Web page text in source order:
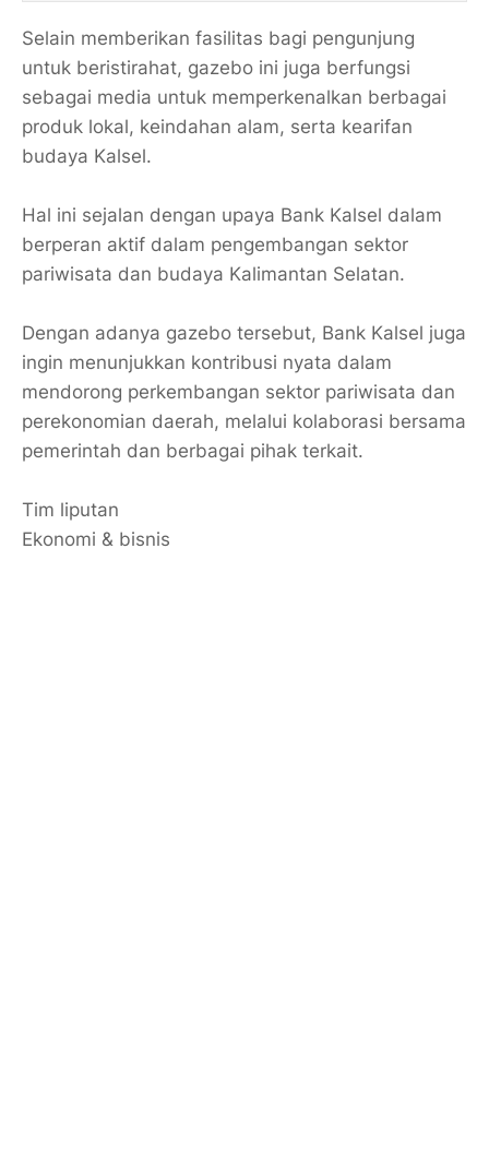
Selain memberikan fasilitas bagi pengunjung
untuk beristirahat, gazebo ini juga berfungsi
sebagai media untuk memperkenalkan berbagai
produk lokal, keindahan alam, serta kearifan
budaya Kalsel.
Hal ini sejalan dengan upaya Bank Kalsel dalam
berperan aktif dalam pengembangan sektor
pariwisata dan budaya Kalimantan Selatan.
Dengan adanya gazebo tersebut, Bank Kalsel juga
ingin menunjukkan kontribusi nyata dalam
mendorong perkembangan sektor pariwisata dan
perekonomian daerah, melalui kolaborasi bersama
pemerintah dan berbagai pihak terkait.
Tim liputan
Ekonomi & bisnis